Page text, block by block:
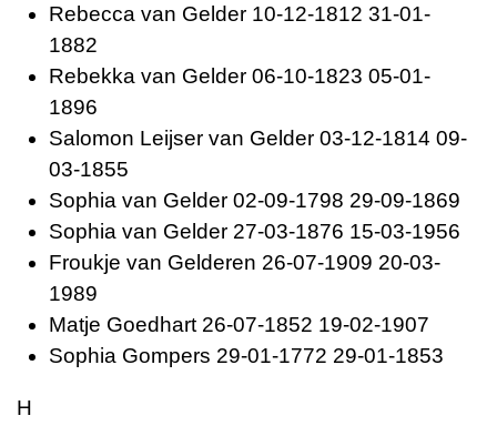
Rebecca van Gelder 10-12-1812 31-01-
1882
Rebekka van Gelder 06-10-1823 05-01-
1896
Salomon Leijser van Gelder 03-12-1814 09-
03-1855
Sophia van Gelder 02-09-1798 29-09-1869
Sophia van Gelder 27-03-1876 15-03-1956
Froukje van Gelderen 26-07-1909 20-03-
1989
Matje Goedhart 26-07-1852 19-02-1907
Sophia Gompers 29-01-1772 29-01-1853
H